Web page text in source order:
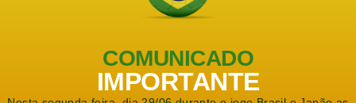
COMUNICADO
IMPORTANTE